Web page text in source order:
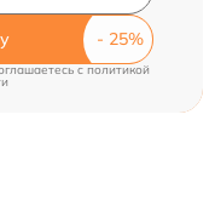
c политикой